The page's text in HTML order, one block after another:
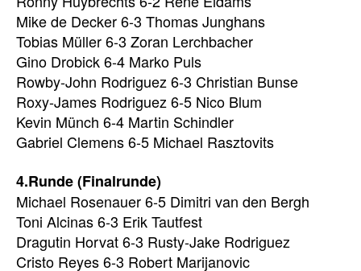
Mike de Decker 6-3 Thomas Junghans
Tobias Müller 6-3 Zoran Lerchbacher
Gino Drobick 6-4 Marko Puls
Rowby-John Rodriguez 6-3 Christian Bunse
Roxy-James Rodriguez 6-5 Nico Blum
Kevin Münch 6-4 Martin Schindler
Gabriel Clemens 6-5 Michael Rasztovits
4.Runde (Finalrunde)
Michael Rosenauer 6-5 Dimitri van den Bergh
Toni Alcinas 6-3 Erik Tautfest
Dragutin Horvat 6-3 Rusty-Jake Rodriguez
Cristo Reyes 6-3 Robert Marijanovic